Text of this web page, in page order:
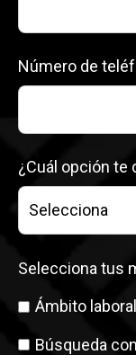
Número de
¿Cuál opción te
Selecciona tus
Ámbito laboral
Búsqueda